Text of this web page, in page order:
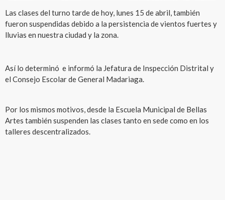
Las clases del turno tarde de hoy, lunes 15 de abril, también
fueron suspendidas debido a la persistencia de vientos fuertes y
lluvias en nuestra ciudad y la zona.
Así lo determinó e informó la Jefatura de Inspección Distrital y
el Consejo Escolar de General Madariaga.
Por los mismos motivos, desde la Escuela Municipal de Bellas
Artes también suspenden las clases tanto en sede como en los
talleres descentralizados.